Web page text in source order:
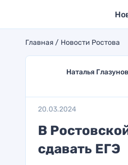
Главная Новости Ростова
Наталья
20.03.2024
В
сдавать ЕГЭ